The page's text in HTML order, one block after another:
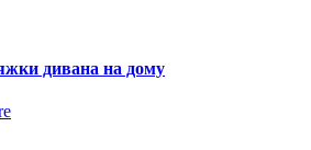
дивана на дому